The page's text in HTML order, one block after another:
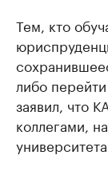
Тем, кто
либо
заявил, что
коллегами,
университета.